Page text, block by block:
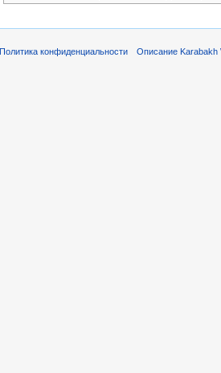
Политика конфиденциальности Описание Karabakh